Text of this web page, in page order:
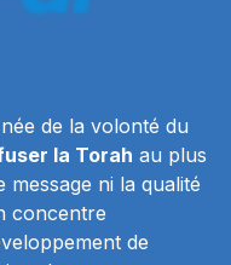
de la volonté du
la Torah au plus
ni la qualité
concentre
de